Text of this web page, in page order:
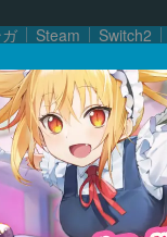
Steam Switch2